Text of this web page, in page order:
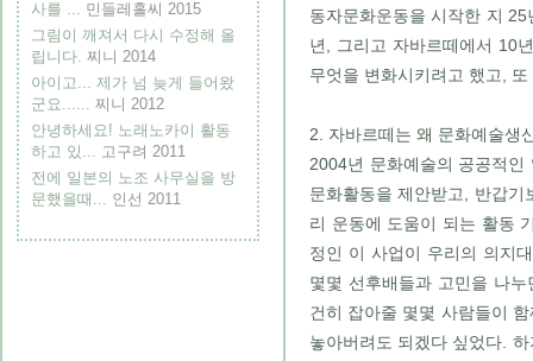
사를 ... 민들레홀씨 2015
그림이 깨져서 다시 수정해 올
립니다. 찌니 2014
아이고... 제가 넘 늦게 들어왔
군요......
찌니 2012
안녕하세요! 노래노카이 활동
하고 있...
고구려 2011
전에 일본의 노조 사무실을 방
문했을때...
인선 2011
동자문화운동을 시작한 지
년, 그리고 자바르떼에서 10
무엇을 변화시키려고 했고,
2. 자바르떼는 왜 문화예술생
2004년 문화예술의 공공적
문화활동을 제안받고, 반갑기
리 운동에 도움이 되는 활동
정인 이 사업이 우리의 의지
몇몇 선후배들과 고민을 나
건히 잡아줄 몇몇 사람들이
놓아버려도 되겠다 싶었다.